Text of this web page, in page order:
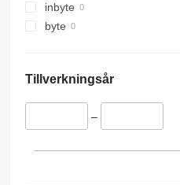
inbyte
byte
Tillverkningsår
–